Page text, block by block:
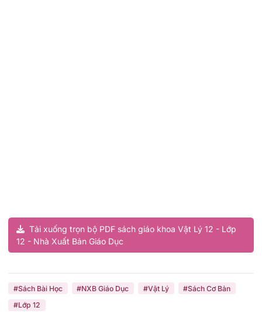
Tải xuống trọn bộ PDF sách giáo khoa Vật Lý 12 - Lớp
12 - Nhà Xuất Bản Giáo Dục
#Sách Bài Học #NXB Giáo Dục #Vật Lý
#Sách Cơ Bản
#Lớp 12